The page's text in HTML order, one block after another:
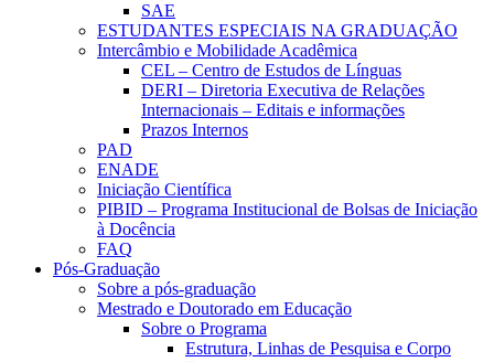
SAE
ESTUDANTES ESPECIAIS NA GRADUAÇÃO
Intercâmbio e Mobilidade Acadêmica
CEL – Centro de Estudos de Línguas
DERI – Diretoria Executiva de Relações
Internacionais – Editais e informações
Prazos Internos
PAD
ENADE
Iniciação Científica
PIBID – Programa Institucional de Bolsas de Iniciação
à Docência
FAQ
Pós-Graduação
Sobre a pós-graduação
Mestrado e Doutorado em Educação
Sobre o Programa
Estrutura, Linhas de Pesquisa e Corpo